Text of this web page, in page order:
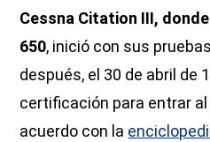
Cessna Citation III,
650, inició con sus
después, el 30 de abril de
certificación para entrar
acuerdo con la